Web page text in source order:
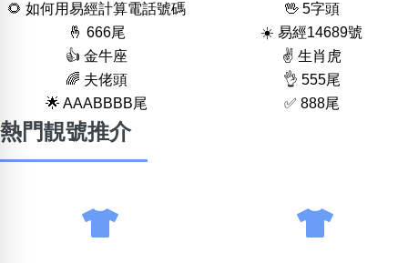
🌻 如何用易經計算電話號碼
🖖 5字頭
🤞 666尾
☀️ 易經14689號
👍 金牛座
✌️ 生肖虎
🌈 夫佬頭
👌 555尾
🌟 AAABBBB尾
✅ 888尾
熱門靚號推介